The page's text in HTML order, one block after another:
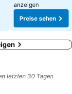
anzeigen
Preise sehen
letzten 30 Tagen